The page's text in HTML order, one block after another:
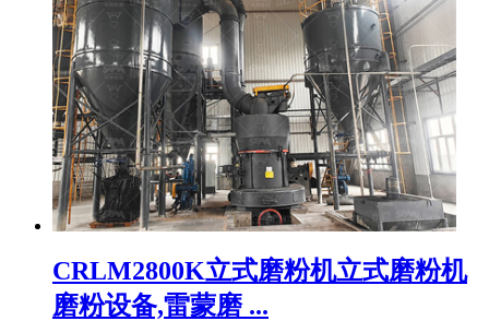
CRLM2800K立式磨粉机立式磨粉机
磨粉设备,雷蒙磨 ...